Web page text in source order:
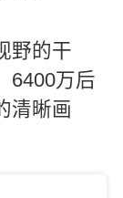
野的干
6400万后
清晰画